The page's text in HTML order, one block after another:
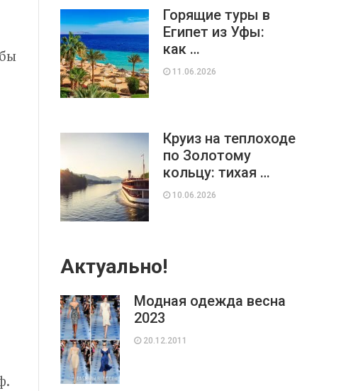
Горящие туры в
Египет из Уфы:
как …
11.06.2026
Круиз на теплоходе
по Золотому
кольцу: тихая …
10.06.2026
Актуально!
Модная одежда весна
2023
20.12.2011